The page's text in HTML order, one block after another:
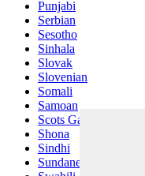
Punjabi
Serbian
Sesotho
Sinhala
Slovak
Slovenian
Somali
Samoan
Scots Gaelic
Shona
Sindhi
Sundanese